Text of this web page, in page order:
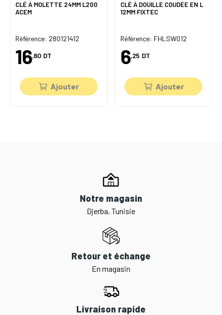
CLÉ À MOLETTE 24MM L200
ACEM
Référence: 280121412
16,60 DT
Ajouter
CLÉ À DOUILLE COUDÉE EN L
12MM FIXTEC
Référence: FHLSW012
6,25 DT
Ajouter
Notre magasin
Djerba, Tunisie
Retour et échange
En magasin
Livraison rapide